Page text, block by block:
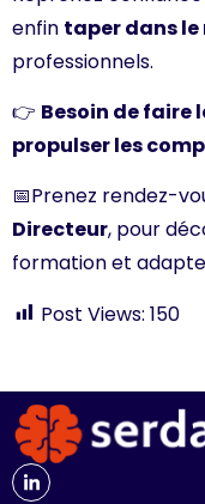
enfin taper dans le
professionnels.
👉 Besoin de faire
propulser les
📅Prenez rendez-
Directeur, pour
formation et
Post Views: 150